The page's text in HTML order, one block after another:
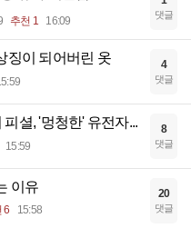
추천 1 16:09 댓글
징이 되어버린 옷 4
댓글
셜, '멍청한' 유전자...
15:59
8
댓글
이유
6 15:58
20
댓글